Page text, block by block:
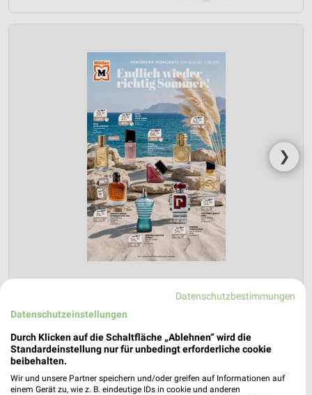
❯
Müller Prospekt für Neustadt (Aisch) ab
Mo. den 03.08.
Parfümerie Highlights
Gültig von 03. Aug. bis 15. Aug.
📅 Kalendereintrag erstellen
Datenschutzbestimmungen
Datenschutzeinstellungen
Durch Klicken auf die Schaltfläche „Ablehnen“ wird die
Standardeinstellung nur für unbedingt erforderliche cookie
beibehalten.
Wir und unsere Partner speichern und/oder greifen auf Informationen auf
einem Gerät zu, wie z. B. eindeutige IDs in cookie und anderen